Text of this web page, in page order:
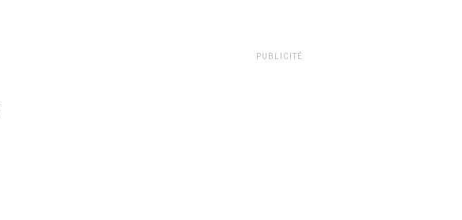
PUBLICITÉ